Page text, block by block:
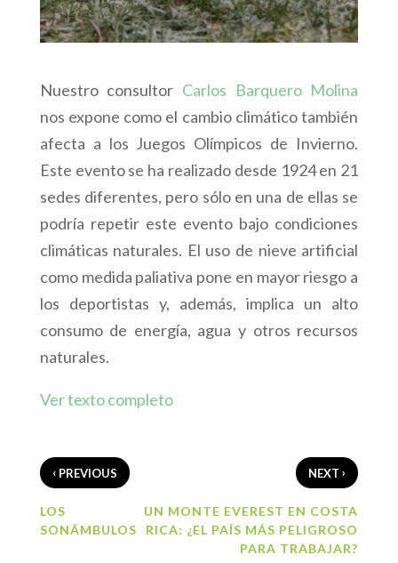
Nuestro consultor Carlos Barquero Molina
nos expone como el cambio climático también
afecta a los Juegos Olímpicos de Invierno.
Este evento se ha realizado desde 1924 en 21
sedes diferentes, pero sólo en una de ellas se
podría repetir este evento bajo condiciones
climáticas naturales. El uso de nieve artificial
como medida paliativa pone en mayor riesgo a
los deportistas y, además, implica un alto
consumo de energía, agua y otros recursos
naturales.
Ver texto completo
‹PREVIOUS
LOS
SONÁMBULOS
NEXT›
UN MONTE EVEREST EN COSTA
RICA: ¿EL PAÍS MÁS PELIGROSO
PARA TRABAJAR?